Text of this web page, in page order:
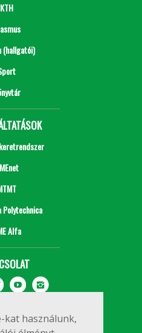
kat használunk,
KTH
(hallgatói)
Polytechnica
Alfa